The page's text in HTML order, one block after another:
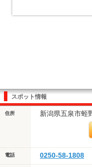
スポット情報
住所 新潟県五泉市蛭
電話 0250-58-1808